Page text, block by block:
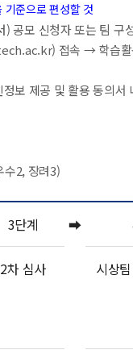
준으로 편성할 것
) 공모 신청자 또는 팀 구
접속 → 학습
제공 및 활용 동의서
2, 장려3)
3단계 ➡
2차 심사 시상